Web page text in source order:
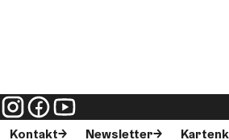
Kontakt Newsletter